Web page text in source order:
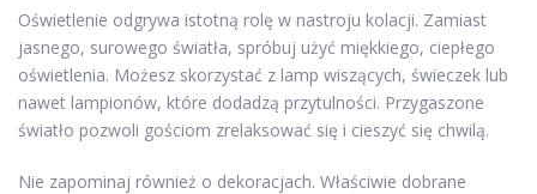
Oświetlenie odgrywa istotną rolę w nastroju kolacji. Zamiast
jasnego, surowego światła, spróbuj użyć miękkiego, ciepłego
oświetlenia. Możesz skorzystać z lamp wiszących, świeczek lub
nawet lampionów, które dodadzą przytulności. Przygaszone
światło pozwoli gościom zrelaksować się i cieszyć się chwilą.
Nie zapominaj również o dekoracjach. Właściwie dobrane